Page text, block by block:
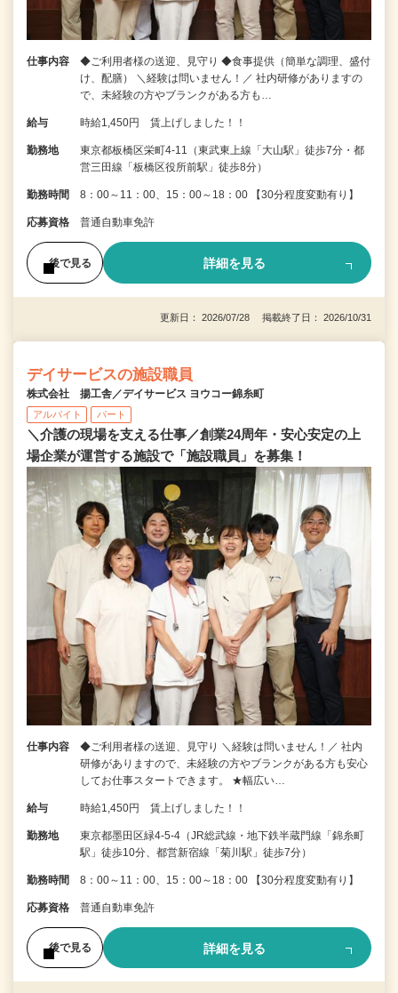
仕事内容
◆ご利用者様の送迎、見守り ◆食事提供（簡単な調理、盛付
け、配膳） ＼経験は問いません！／ 社内研修がありますの
で、未経験の方やブランクがある方も…
給与 時給1,450円 賃上げしました！！
勤務地
東京都板橋区栄町4-11（東武東上線「大山駅」徒歩7分・都
営三田線「板橋区役所前駅」徒歩8分）
勤務時間 8：00～11：00、15：00～18：00 【30分程度変動有り】
応募資格 普通自動車免許
後で見る 詳細を見る
更新日： 2026/07/28 掲載終了日： 2026/10/31
デイサービスの施設職員
株式会社 揚工舎／デイサービス ヨウコー錦糸町
アルバイト パート
＼介護の現場を支える仕事／創業24周年・安心安定の上
場企業が運営する施設で「施設職員」を募集！
仕事内容
◆ご利用者様の送迎、見守り ＼経験は問いません！／ 社内
研修がありますので、未経験の方やブランクがある方も安心
してお仕事スタートできます。 ★幅広い…
給与 時給1,450円 賃上げしました！！
勤務地
東京都墨田区緑4-5-4（JR総武線・地下鉄半蔵門線「錦糸町
駅」徒歩10分、都営新宿線「菊川駅」徒歩7分）
勤務時間 8：00～11：00、15：00～18：00 【30分程度変動有り】
応募資格 普通自動車免許
後で見る 詳細を見る